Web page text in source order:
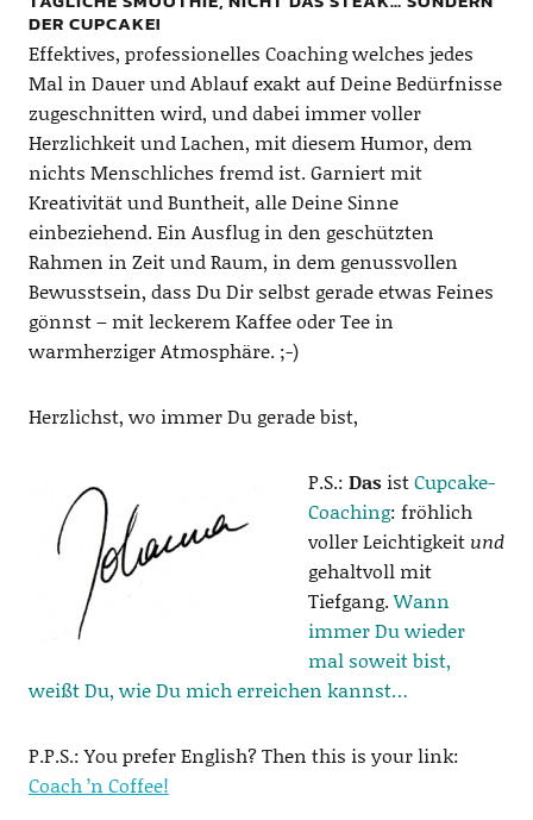
DER CUPCAKE!
Effektives, professionelles Coaching welches jedes
Mal in Dauer und Ablauf exakt auf Deine Bedürfnisse
zugeschnitten wird, und dabei immer voller
Herzlichkeit und Lachen, mit diesem Humor, dem
nichts Menschliches fremd ist. Garniert mit
Kreativität und Buntheit, alle Deine Sinne
einbeziehend. Ein Ausflug in den geschützten
Rahmen in Zeit und Raum, in dem genussvollen
Bewusstsein, dass Du Dir selbst gerade etwas Feines
gönnst – mit leckerem Kaffee oder Tee in
warmherziger Atmosphäre. ;-)
Herzlichst, wo immer Du gerade bist,
P.S.: DasistCupcake-
Coaching: fröhlich
voller Leichtigkeit und
gehaltvoll mit
Tiefgang.Wann
immer Du wieder
mal soweit bist,
weißt Du, wie Du mich erreichen kannst…
P.P.S.: You prefer English? Then this is your link:
Coach ’n Coffee!